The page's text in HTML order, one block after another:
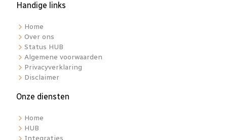
Handige links
Home
Over ons
Status HUB
Algemene voorwaarden
Privacyverklaring
Disclaimer
Onze diensten
Home
HUB